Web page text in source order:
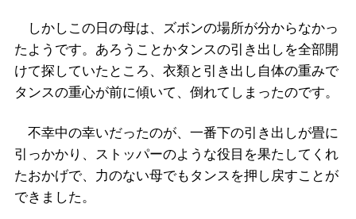
しかしこの日の母は、ズボンの場所が分からなかっ
たようです。あろうことかタンスの引き出しを全部開
けて探していたところ、衣類と引き出し自体の重みで
タンスの重心が前に傾いて、倒れてしまったのです。
不幸中の幸いだったのが、一番下の引き出しが畳に
引っかかり、ストッパーのような役目を果たしてくれ
たおかげで、力のない母でもタンスを押し戻すことが
できました。